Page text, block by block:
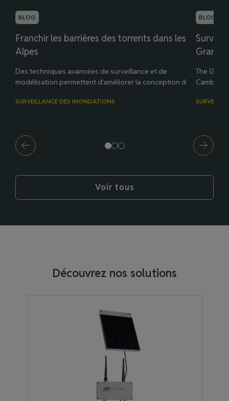
BLOG
Franchir les barrières des torrents dans les
Alpes
Des techniques avancées de surveillance et de
modélisation permettent d'améliorer la conception des ...
SURVEILLANCE DES INONDATIONS
BLOG
The
Voir tous
Découvrez nos solutions